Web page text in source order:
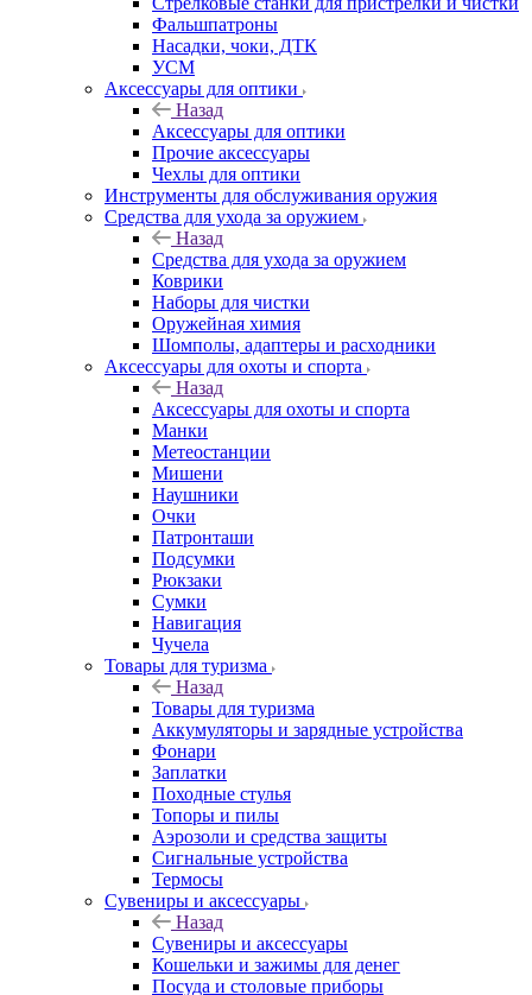
Фальшпатроны
Насадки, чоки, ДТК
УСМ
Аксессуары для оптики
Назад
Аксессуары для оптики
Прочие аксессуары
Чехлы для оптики
Инструменты для обслуживания оружия
Средства для ухода за оружием
Назад
Средства для ухода за оружием
Коврики
Наборы для чистки
Оружейная химия
Шомполы, адаптеры и расходники
Аксессуары для охоты и спорта
Назад
Аксессуары для охоты и спорта
Манки
Метеостанции
Мишени
Наушники
Очки
Патронташи
Подсумки
Рюкзаки
Сумки
Навигация
Чучела
Товары для туризма
Назад
Товары для туризма
Аккумуляторы и зарядные устройства
Фонари
Заплатки
Походные стулья
Топоры и пилы
Аэрозоли и средства защиты
Сигнальные устройства
Термосы
Сувениры и аксессуары
Назад
Сувениры и аксессуары
Кошельки и зажимы для денег
Посуда и столовые приборы